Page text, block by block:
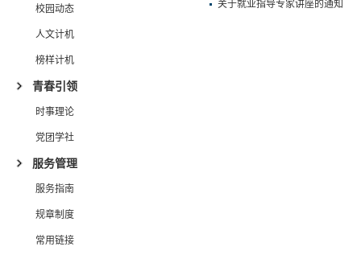
校园动态
人文计机
榜样计机
青春引领
时事理论
党团学社
服务管理
服务指南
规章制度
常用链接
关于就业指导专家讲座的通知